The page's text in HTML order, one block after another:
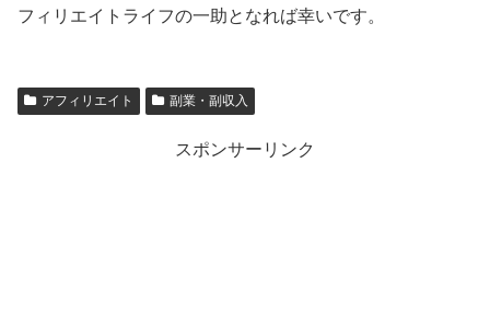
フィリエイトライフの一助となれば幸いです。
アフィリエイト 副業・副収入
スポンサーリンク